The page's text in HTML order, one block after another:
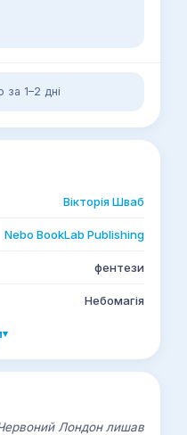
1–2 дні
Вікторія Шваб
Nebo BookLab Publishing
фентези
Небомагія
▾
Лондон лишав